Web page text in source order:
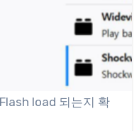
load 되는지 확